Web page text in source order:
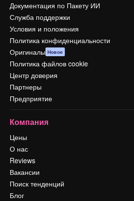
Документация по Пакету ИИ
Служба поддержки
Условия и положения
Политика конфиденциальности
Оригиналы Новое
Политика файлов cookie
Центр доверия
Партнеры
Предприятие
Компания
Цены
О нас
Reviews
Вакансии
Поиск тенденций
Блог